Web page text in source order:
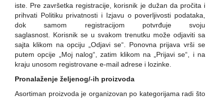
iste. Pre završetka registracije, korisnik je dužan da pročita i
prihvati Politiku privatnosti i Izjavu o poverljivosti podataka,
dok samom registracijom potvrđuje svoju
saglasnost. Korisnik se u svakom trenutku može odjaviti sa
sajta klikom na opciju „Odjavi se“. Ponovna prijava vrši se
putem opcije „Moj nalog“, zatim klikom na „Prijavi se“, i na
kraju unosom registrovane e-mail adrese i lozinke.
Pronalaženje željenog/-ih proizvoda
Asortiman proizvoda je organizovan po kategorijama radi što